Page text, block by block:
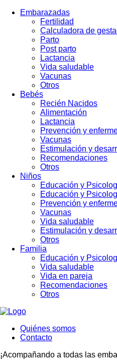
Embarazadas
Fertilidad
Calculadora de
Parto
Post parto
Lactancia
Vida saludable
Vacunas
Otros
Bebés
Recién Nacidos
Alimentación
Lactancia
Prevención y
Vacunas
Estimulación y
Recomendaciones
Otros
Niños
Educación y
Educación y
Prevención y
Vacunas
Vida saludable
Estimulación y
Otros
Familia
Educación y
Vida saludable
Vida en pareja
Recomendaciones
Otros
Quiénes somos
Contacto
¡Acompañando a todas las